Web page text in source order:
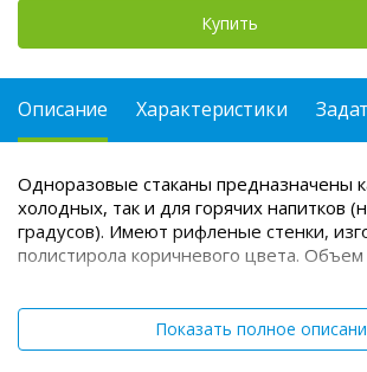
Купить
Описание Характеристики
Одноразовые стаканы предназначены
холодных, так и для горячих напитков
градусов). Имеют рифленые стенки,
полистирола коричневого цвета.
Показать полное